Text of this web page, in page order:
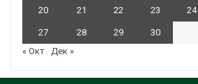
20 21 22 23 24
27 28 29
30
« Окт
Дек »